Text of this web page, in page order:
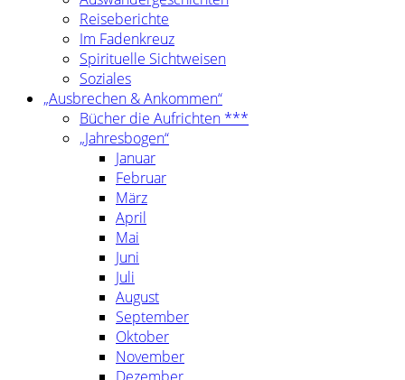
Reiseberichte
Im Fadenkreuz
Spirituelle Sichtweisen
Soziales
„Ausbrechen & Ankommen“
Bücher die Aufrichten ***
„Jahresbogen“
Januar
Februar
März
April
Mai
Juni
Juli
August
September
Oktober
November